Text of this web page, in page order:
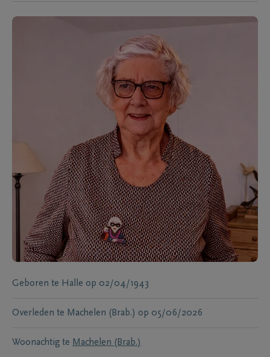
Geboren te Halle op 02/04/1943
Overleden te Machelen (Brab.) op 05/06/2026
Woonachtig te Machelen (Brab.)